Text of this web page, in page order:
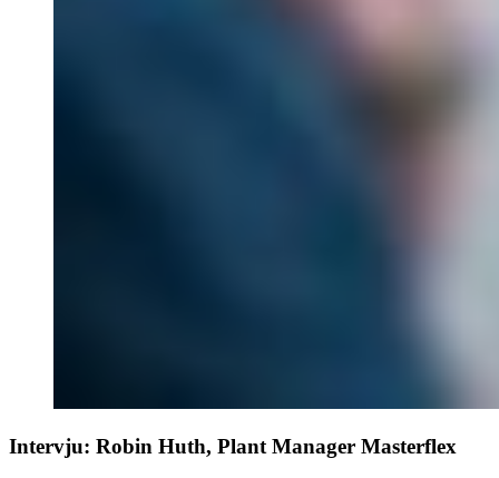
Intervju: Robin Huth, Plant Manager Masterflex